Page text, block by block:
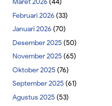
Maret 2026 (44)
Februari 2026 (33)
Januari 2026 (70)
Desember 2025 (50)
November 2025 (65)
Oktober 2025 (76)
September 2025 (61)
Agustus 2025 (53)